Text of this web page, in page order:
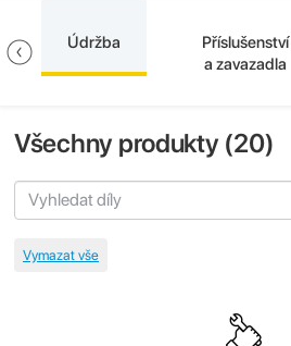
Údržba
Příslušenství
a zavazadla
Všechny produkty (20)